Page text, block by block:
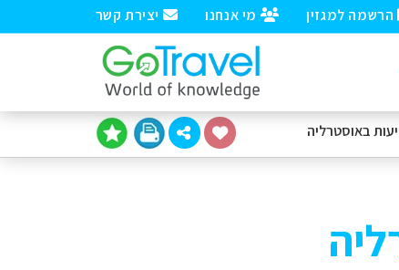
באוסטרליה
יצירת קשר מי אנחנו הרשמה למגזין